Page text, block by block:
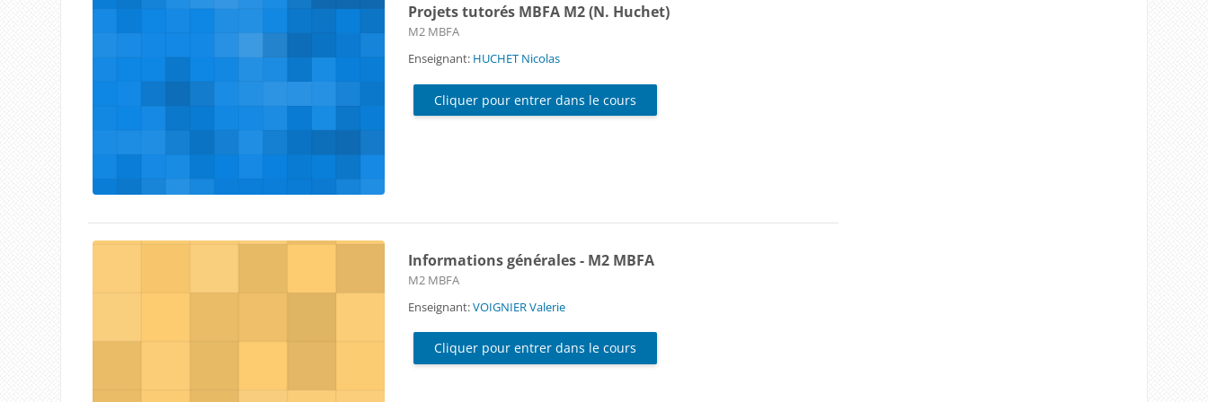
Projets tutorés MBFA M2 (N. Huchet)
Catégorie de cours
M2 MBFA
Enseignant: HUCHET Nicolas
Cliquer pour entrer dans le cours
Informations générales - M2 MBFA
Catégorie de cours
M2 MBFA
Enseignant:VOIGNIER Valerie
Cliquer pour entrer dans le cours